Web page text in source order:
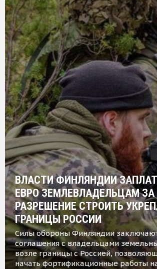
ВЛАСТИ ФИНЛЯНДИИ
ЕВРО ЗЕМЛЕВЛАДЕЛЬЦАМ ЗА
РАЗРЕШЕНИЕ СТРОИТЬ
ГРАНИЦЫ РОССИИ
Силы обороны Финляндии
соглашения с владельцами
возле границы с Россией,
начать фортификационные работы